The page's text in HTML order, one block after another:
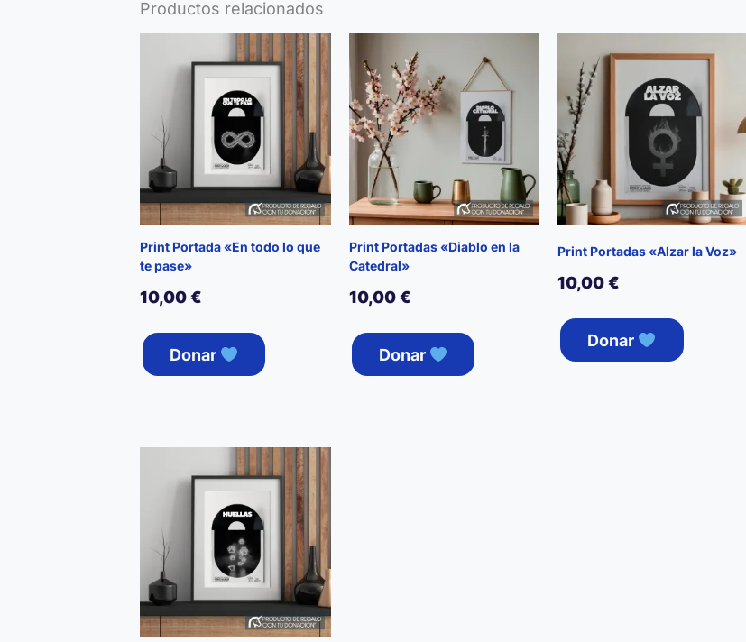
Productos relacionados
Print Portada «En todo lo que
te pase»
10,00€
Donar
Print Portadas «Diablo en la
Catedral»
10,00€
Donar
Print Portadas «Alzar la Voz»
10,00€
Donar